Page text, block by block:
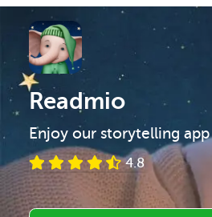
Readmio
Enjoy our storytelling
4.8